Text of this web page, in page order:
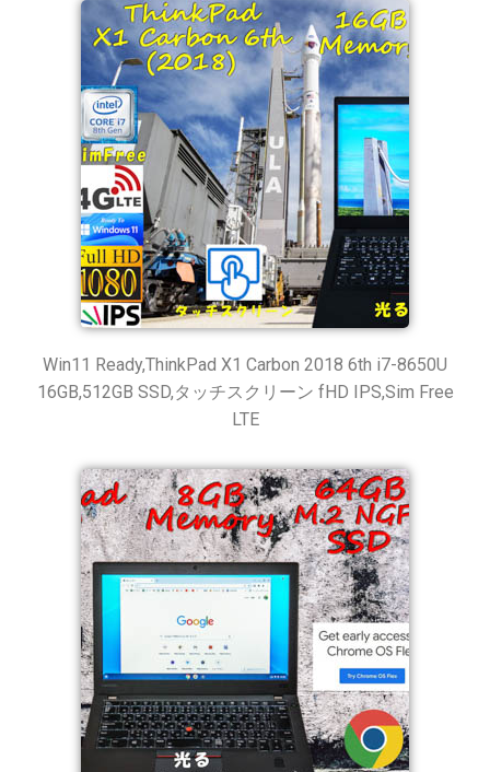
Win11 Ready,ThinkPad X1 Carbon 2018 6th i7-8650U
16GB,512GB SSD,タッチスクリーン fHD IPS,Sim Free
LTE